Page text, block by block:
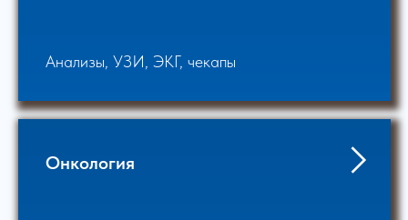
Анализы, УЗИ, ЭКГ, чекапы
Онкология